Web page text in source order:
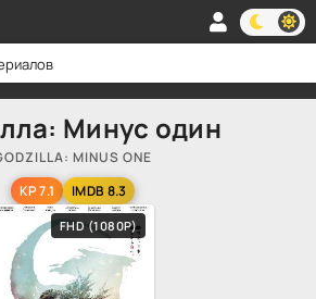
Минус один
MINUS ONE
KP 7.1
IMDB 8.3
FHD (1080P)